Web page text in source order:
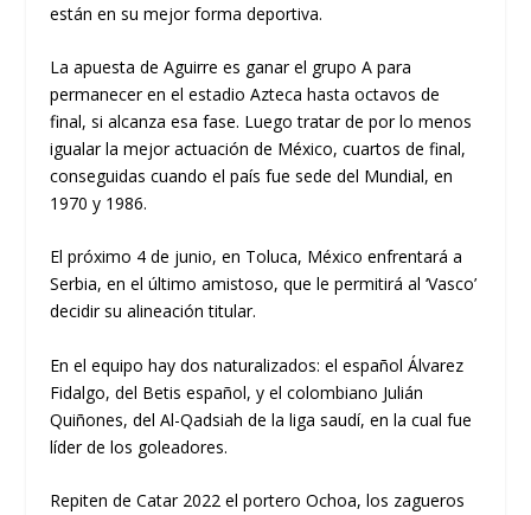
están en su mejor forma deportiva.
La apuesta de Aguirre es ganar el grupo A para
permanecer en el estadio Azteca hasta octavos de
final, si alcanza esa fase. Luego tratar de por lo menos
igualar la mejor actuación de México, cuartos de final,
conseguidas cuando el país fue sede del Mundial, en
1970 y 1986.
El próximo 4 de junio, en Toluca, México enfrentará a
Serbia, en el último amistoso, que le permitirá al ‘Vasco’
decidir su alineación titular.
En el equipo hay dos naturalizados: el español Álvarez
Fidalgo, del Betis español, y el colombiano Julián
Quiñones, del Al-Qadsiah de la liga saudí, en la cual fue
líder de los goleadores.
Repiten de Catar 2022 el portero Ochoa, los zagueros